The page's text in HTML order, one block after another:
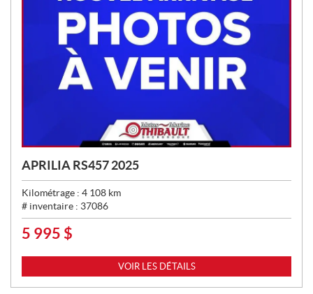
APRILIA RS457 2025
Kilométrage : 4 108 km
# inventaire : 37086
P
X
5 995 $
VOIR LES DÉTAILS